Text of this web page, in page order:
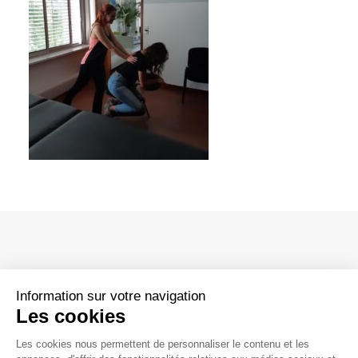
Information sur votre navigation
Les cookies
Les cookies nous permettent de personnaliser le contenu et les
Siège social
Agrivoltaïsme
Centrales Solaires au sol
Parcs éoliens terrestres
Parcs éoliens en mer
Hydrogène renouvelable et stockage
Nos métiers